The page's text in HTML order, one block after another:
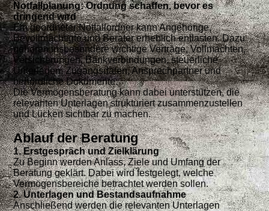
Notfallplanung: Ordnung schaffen, bevor es
dringend wird
Ein geordneter Notfallordner kann Angehörige,
Bevollmächtigte und Berater erheblich entlasten. Dazu
gehören insbesondere wichtige Verträge, Vollmachten,
Versicherungen, Bankverbindungen, steuerliche
Unterlagen, Zugangsdaten, Ansprechpartner und
behördliche Dokumente.
Die Vermögensberatung kann dabei unterstützen, die
relevanten Unterlagen strukturiert zusammenzustellen
und Lücken sichtbar zu machen.
Ablauf der Beratung
1. Erstgespräch und Zielklärung
Zu Beginn werden Anlass, Ziele und Umfang der
Beratung geklärt. Dabei wird festgelegt, welche
Vermögensbereiche betrachtet werden sollen.
2. Unterlagen und Bestandsaufnahme
Anschließend werden die relevanten Unterlagen